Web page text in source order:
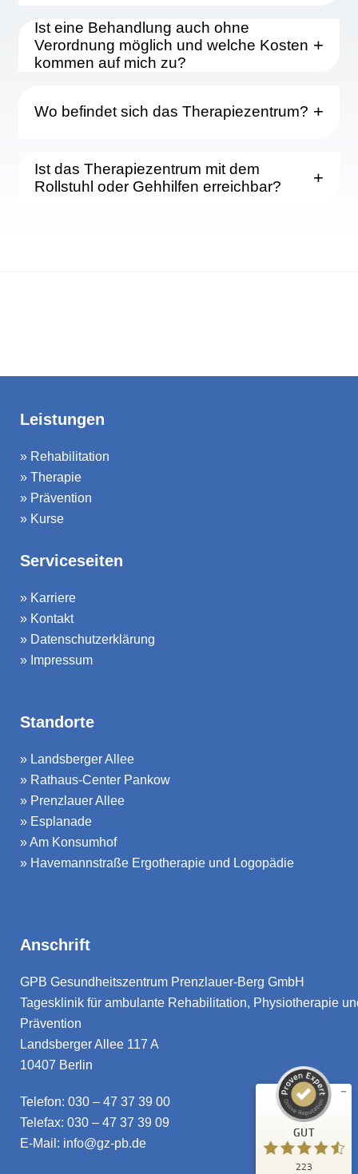
Ist eine Behandlung auch ohne
Verordnung möglich und welche Kosten
kommen auf mich zu?
Wo befindet sich das Therapiezentrum?
Ist das Therapiezentrum mit dem
Rollstuhl oder Gehhilfen erreichbar?
Leistungen
» Rehabilitation
» Therapie
» Prävention
» Kurse
Serviceseiten
» Karriere
» Kontakt
» Datenschutzerklärung
» Impressum
Standorte
» Landsberger Allee
» Rathaus-Center Pankow
» Prenzlauer Allee
» Esplanade
»Am Konsumhof
» Havemannstraße Ergotherapie und Logopädie
Anschrift
GPB Gesundheitszentrum Prenzlauer-Berg GmbH
Tagesklinik für ambulante Rehabilitation, Physiotherapie
Prävention
Landsberger Allee 117 A
10407 Berlin
Telefon: 030 – 47 37 39 00
Telefax: 030 – 47 37 39 09
E-Mail: info@gz-pb.de
GUT
223
GPB Gesundheitszentrum Prenzlauer-Berg
(
8
ProvenExpert.com
1
Bewertung auf
ProvenExpert.com
Bewertungen von
7
Blick aufs ProvenExpert-Profil werfen